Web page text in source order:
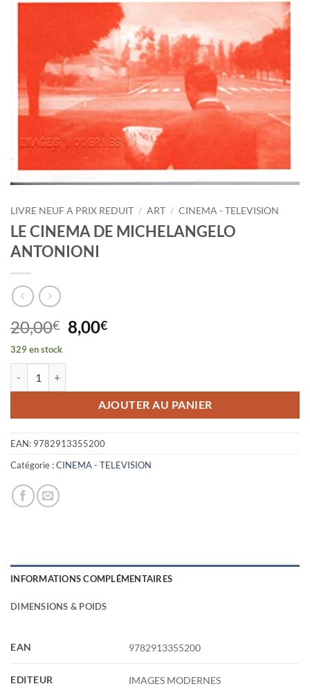
LIVRE NEUF A PRIX REDUIT / ART / CINEMA - TELEVISION
LE CINEMA DE MICHELANGELO
ANTONIONI
20,00€ Le
prix
20,00€.
8,00€Le
8,00€.
329 en stock
AJOUTER AU PANIER
EAN: 9782913355200
Catégorie :CINEMA - TELEVISION
INFORMATIONS COMPLÉMENTAIRES
DIMENSIONS & POIDS
EAN 9782913355200
EDITEUR IMAGES MODERNES